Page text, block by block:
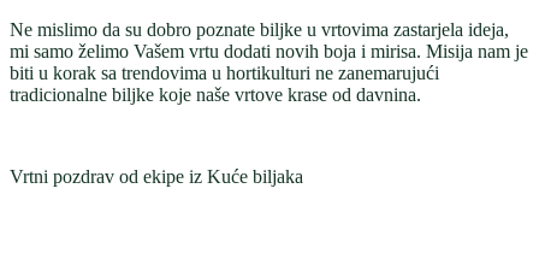
Ne mislimo da su dobro poznate biljke u vrtovima zastarjela ideja,
mi samo želimo Vašem vrtu dodati novih boja i mirisa. Misija nam je
biti u korak sa trendovima u hortikulturi ne zanemarujući
tradicionalne biljke koje naše vrtove krase od davnina.
Vrtni pozdrav od ekipe iz Kuće biljaka